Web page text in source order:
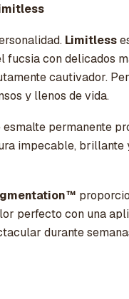
Limitless
fucsia con delicados
cautivador.
y llenos de vida.
permanente
impecable, brillante
perfecto con una
durante